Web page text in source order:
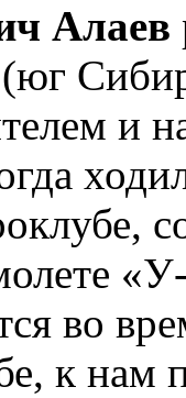
Алаев
и
во
к нам